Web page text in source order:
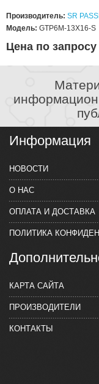
Производитель: SR
Модель: GTP6M-13X16-S
Цена по запросу
Информация
НОВОСТИ
О НАС
ОПЛАТА И ДОСТАВКА
ПОЛИТИКА
КАРТА САЙТА
ПРОИЗВОДИТЕЛИ
КОНТАКТЫ